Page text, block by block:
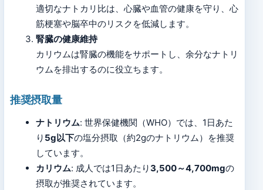
適切なナトカリ比は、心臓や血管の健康を守り、心
筋梗塞や脳卒中のリスクを低減します。
腎臓の健康維持
カリウムは腎臓の機能をサポートし、余分なナトリ
ウムを排出するのに役立ちます。
推奨摂取量
ナトリウム: 世界保健機関（WHO）では、1日あた
り 5g以下の塩分摂取（約2gのナトリウム）を推奨
しています。
カリウム: 成人では1日あたり 3,500～4,700mgの
摂取が推奨されています。